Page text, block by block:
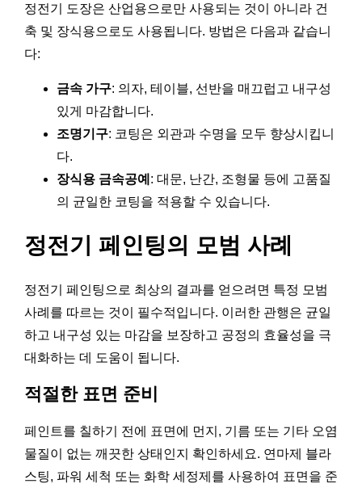
정전기 도장은 산업용으로만 사용되는 것이 아니라 건
축 및 장식용으로도 사용됩니다. 방법은 다음과 같습니
다:
금속 가구: 의자, 테이블, 선반을 매끄럽고 내구성
있게 마감합니다.
조명기구: 코팅은 외관과 수명을 모두 향상시킵니
다.
장식용 금속공예 : 대문, 난간, 조형물 등에 고품질
의 균일한 코팅을 적용할 수 있습니다.
정전기 페인팅의 모범 사례
정전기 페인팅으로 최상의 결과를 얻으려면 특정 모범
사례를 따르는 것이 필수적입니다. 이러한 관행은 균일
하고 내구성 있는 마감을 보장하고 공정의 효율성을 극
대화하는 데 도움이 됩니다.
적절한 표면 준비
페인트를 칠하기 전에 표면에 먼지, 기름 또는 기타 오염
물질이 없는 깨끗한 상태인지 확인하세요. 연마제 블라
스팅, 파워 세척 또는 화학 세정제를 사용하여 표면을 준